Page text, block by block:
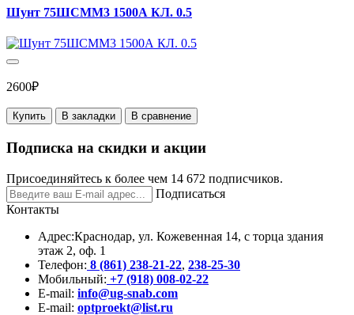
Шунт 75ШСММ3 1500А КЛ. 0.5
2600₽
Купить В закладки В сравнение
Подписка на скидки и акции
Присоединяйтесь к более чем 14 672 подписчиков.
Подписаться
Контакты
Адрес:Краснодар, ул. Кожевенная 14, с торца здания
этаж 2, оф. 1
Телефон: 8 (861) 238-21-22, 238-25-30
Мобильный: +7 (918) 008-02-22
E-mail: info@ug-snab.com
E-mail: optproekt@list.ru